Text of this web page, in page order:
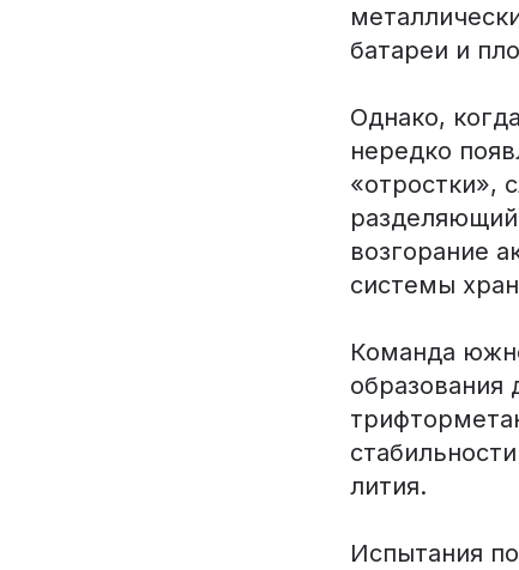
батареи и
Однако,
нередко
«отростки»,
возгорание
системы
Команда
образования
лития.
Испытания